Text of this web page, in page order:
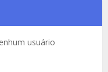
usuário